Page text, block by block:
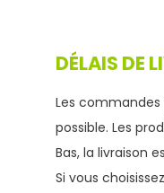
DÉLAIS DE
Les
possible. Les
Bas, la livraison
Si vous